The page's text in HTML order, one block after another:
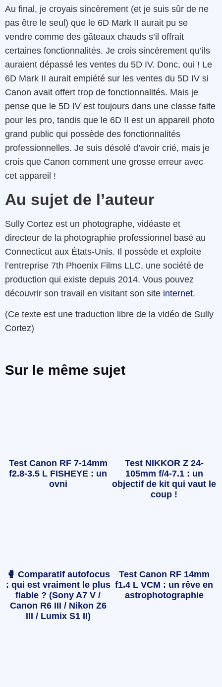
Au final, je croyais sincèrement (et je suis sûr de ne
pas être le seul) que le 6D Mark II aurait pu se
vendre comme des gâteaux chauds s’il offrait
certaines fonctionnalités. Je crois sincèrement qu’ils
auraient dépassé les ventes du 5D IV. Donc, oui ! Le
6D Mark II aurait empiété sur les ventes du 5D IV si
Canon avait offert trop de fonctionnalités. Mais je
pense que le 5D IV est toujours dans une classe faite
pour les pro, tandis que le 6D II est un appareil photo
grand public qui possède des fonctionnalités
professionnelles. Je suis désolé d’avoir crié, mais je
crois que Canon comment une grosse erreur avec
cet appareil !
Au sujet de l’auteur
Sully Cortez est un photographe, vidéaste et
directeur de la photographie professionnel basé au
Connecticut aux États-Unis. Il possède et exploite
l’entreprise 7th Phoenix Films LLC, une société de
production qui existe depuis 2014. Vous pouvez
découvrir son travail en visitant son site internet.
(Ce texte est une traduction libre de la vidéo de Sully
Cortez)
Sur le même sujet
Test Canon RF 7-14mm
f2.8-3.5 L FISHEYE : un
ovni
Test NIKKOR Z 24-
105mm f/4-7.1 : un
objectif de kit qui vaut le
coup !
🥊 Comparatif autofocus
: qui est vraiment le plus
fiable ? (Sony A7 V /
Canon R6 III / Nikon Z6
III / Lumix S1 II)
Test Canon RF 14mm
f1.4 L VCM : un rêve en
astrophotographie